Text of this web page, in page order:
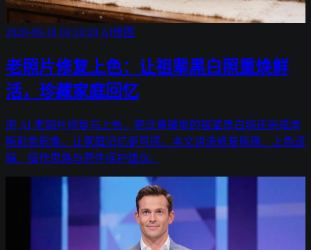
2026-06-18 01:10:29 AI修图
老照片修复上色：让祖辈黑白照重焕鲜
活，珍藏家庭回忆
用 AI 老照片修复与上色，把泛黄破损的祖辈黑白照还原成清
晰彩色影像，让家庭记忆更可感。本文讲清修复原理、上色逻
辑、操作思路与原件保护建议。